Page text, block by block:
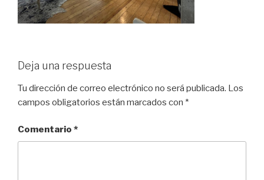
Deja una respuesta
Tu dirección de correo electrónico no será publicada. Los
campos obligatorios están marcados con *
Comentario *